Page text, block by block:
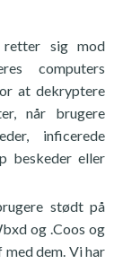
retter sig mod
computers
at dekryptere
når brugere
inficerede
beskeder eller
stødt på
og .Coos og
dem. Vi har